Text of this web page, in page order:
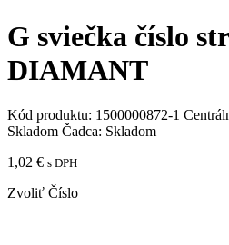
G sviečka číslo
DIAMANT
Kód produktu: 1500000872-1
Skladom Čadca: Skladom
1,02 € s DPH
Zvoliť Číslo